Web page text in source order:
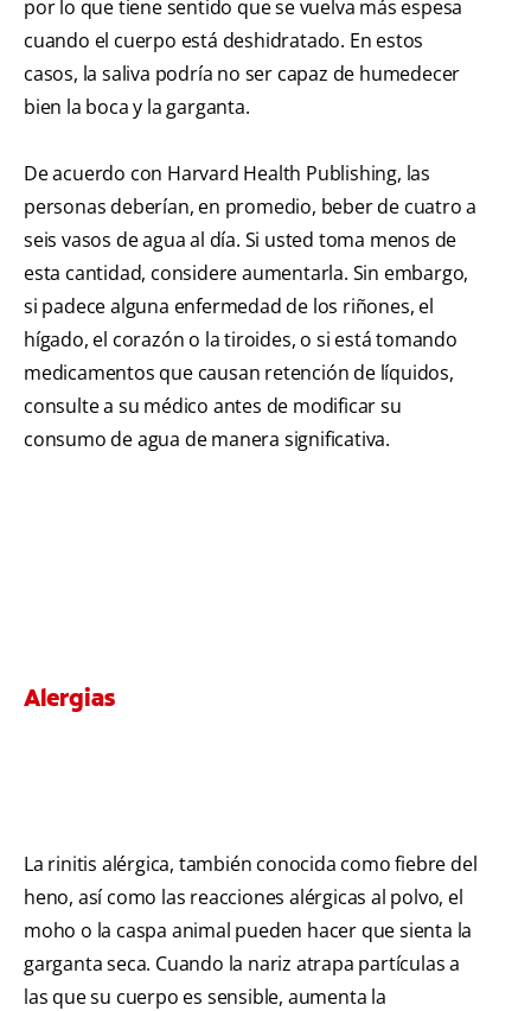
por lo que tiene sentido que se vuelva más espesa
cuando el cuerpo está deshidratado. En estos
casos, la saliva podría no ser capaz de humedecer
bien la boca y la garganta.
De acuerdo con Harvard Health Publishing, las
personas deberían, en promedio, beber de cuatro a
seis vasos de agua al día. Si usted toma menos de
esta cantidad, considere aumentarla. Sin embargo,
si padece alguna enfermedad de los riñones, el
hígado, el corazón o la tiroides, o si está tomando
medicamentos que causan retención de líquidos,
consulte a su médico antes de modificar su
consumo de agua de manera significativa.
Alergias
La rinitis alérgica, también conocida como fiebre del
heno, así como las reacciones alérgicas al polvo, el
moho o la caspa animal pueden hacer que sienta la
garganta seca. Cuando la nariz atrapa partículas a
las que su cuerpo es sensible, aumenta la